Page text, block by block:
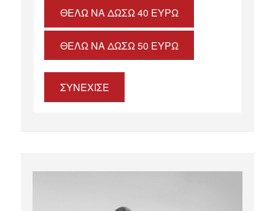
ΘΈΛΩ ΝΑ ΔΏΣΩ 40 ΕΥΡΏ
ΘΈΛΩ ΝΑ ΔΏΣΩ 50 ΕΥΡΏ
ΣΥΝΕΧΙΣΕ